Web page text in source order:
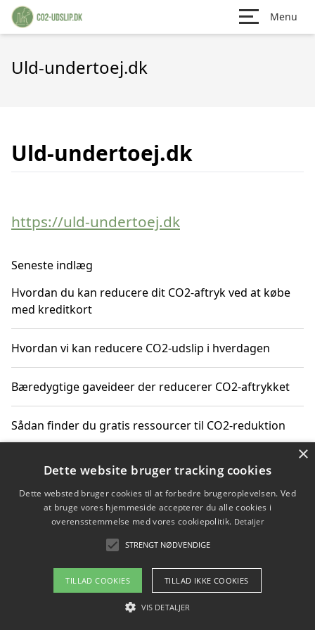
Menu
Uld-undertoej.dk
Uld-undertoej.dk
https://uld-undertoej.dk
Seneste indlæg
Hvordan du kan reducere dit CO2-aftryk ved at købe
med kreditkort
Hvordan vi kan reducere CO2-udslip i hverdagen
Bæredygtige gaveideer der reducerer CO2-aftrykket
Sådan finder du gratis ressourcer til CO2-reduktion
Hvordan gadgets til hjemmet kan reducere CO2-udslip
Copyright 2026 - Pilanto Aps
Om / kontakt
Blog Betingelser
×
Dette website bruger tracking cookies
Dette websted bruger cookies til at forbedre brugeroplevelsen. Ved
at bruge vores hjemmeside accepterer du alle cookies i
overensstemmelse med vores cookiepolitik. Detaljer
STRENGT NØDVENDIGE
TILLAD COOKIES TILLAD IKKE COOKIES
VIS DETALJER